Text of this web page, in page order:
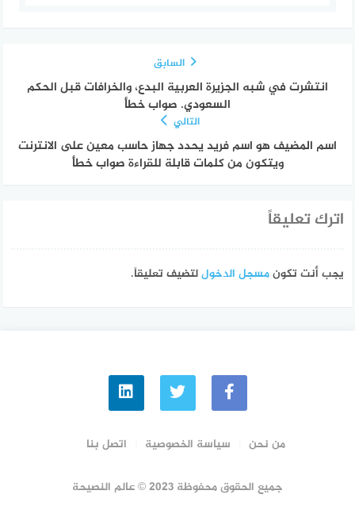
السابق
انتشرت في شبه الجزيرة العربية البدع، والخرافات قبل الحكم
السعودي. صواب خطأ
التالي
اسم المضيف هو اسم فريد يحدد جهاز حاسب معين على الانترنت
ويتكون من كلمات قابلة للقراءة صواب خطأ
اترك تعليقاً
يجب أنت تكونمسجل الدخوللتضيف تعليقاً.
من نحن سياسة الخصوصية اتصل بنا
جميع الحقوق محفوظة 2023 © عالم النصيحة